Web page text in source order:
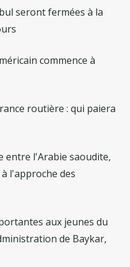
seront fermées à la
commence à
routière : qui paiera
entre l'Arabie saoudite,
l'approche des
aux jeunes du
de Baykar,